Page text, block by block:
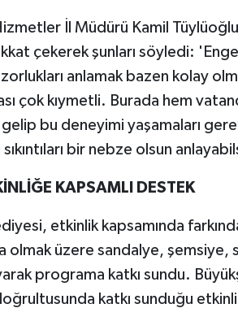
İl Müdürü Kamil
çekerek şunları söyledi:
anlamak bazen kolay
çok kıymetli. Burada hem
gelip bu deneyimi yaşamaları
bir nebze olsun
KAPSAMLI DESTEK
etkinlik kapsamında
olmak üzere sandalye,
programa katkı sundu.
katkı sunduğu